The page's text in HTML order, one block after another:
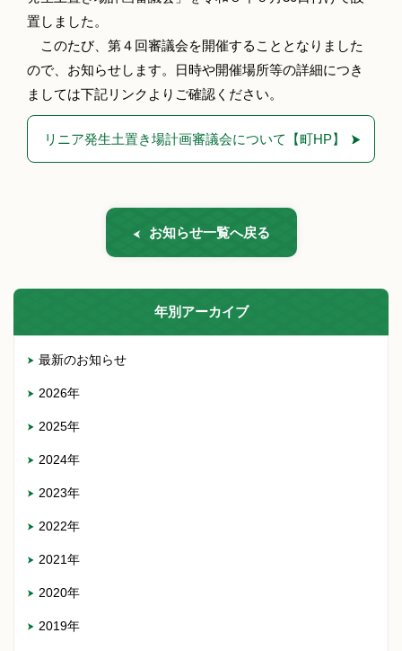
置しました。
このたび、第４回審議会を開催することとなりました
ので、お知らせします。日時や開催場所等の詳細につき
ましては下記リンクよりご確認ください。
リニア発生土置き場計画審議会について【町HP】
お知らせ一覧へ戻る
年別アーカイブ
最新のお知らせ
2026年
2025年
2024年
2023年
2022年
2021年
2020年
2019年